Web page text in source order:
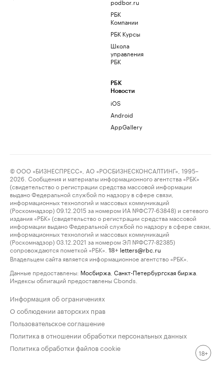
podbor.ru
РБК
Компании
РБК Курсы
Школа
управления
РБК
РБК
Новости
iOS
Android
AppGallery
© ООО «БИЗНЕСПРЕСС», АО «РОСБИЗНЕСКОНСАЛТИНГ», 1995–
2026. Сообщения и материалы информационного агентства «РБК»
(свидетельство о регистрации средства массовой информации
выдано Федеральной службой по надзору в сфере связи,
информационных технологий и массовых коммуникаций
(Роскомнадзор) 09.12.2015 за номером ИА №ФС77-63848) и сетевого
издания «РБК» (свидетельство о регистрации средства массовой
информации выдано Федеральной службой по надзору в сфере связи,
информационных технологий и массовых коммуникаций
(Роскомнадзор) 03.12.2021 за номером ЭЛ №ФС77-82385)
сопровождаются пометкой «РБК».
18+ letters@rbc.ru
Владельцем сайта является информационное агентство «РБК».
Данные предоставлены: Мосбиржа Санкт-Петербургская биржа
Индексы облигаций предоставлены Cbonds.
Информация об ограничениях
О соблюдении авторских прав
Пользовательское соглашение
Политика в отношении обработки персональных данных
Политика обработки файлов cookie
18+